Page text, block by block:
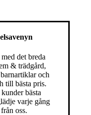
det breda
& trädgård,
och
till bästa pris.
bästa
varje gång
oss.